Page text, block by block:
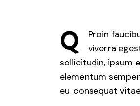
Q
Proin
viverra
sollicitudin, ipsum
elementum
eu, consequat